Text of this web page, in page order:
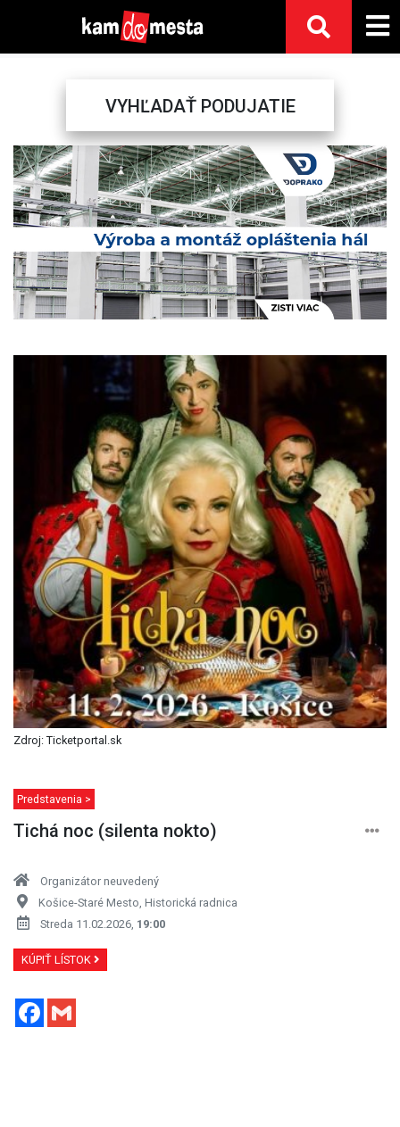
VYHĽADAŤ PODUJATIE
Zdroj: Ticketportal.sk
Predstavenia >
Tichá noc (silenta nokto)
Organizátor neuvedený
Košice-Staré Mesto, Historická radnica
Streda 11.02.2026, 19:00
KÚPIŤ LÍSTOK
Facebook